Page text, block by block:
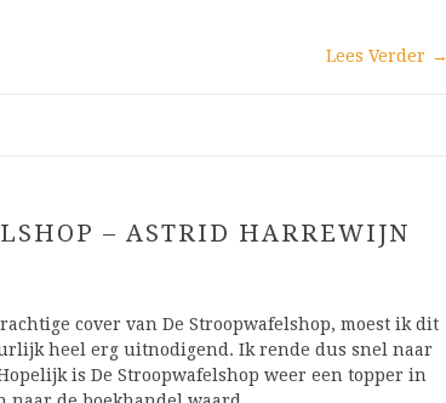
Lees Verder →
– ASTRID HARREWIJN
cover van De Stroopwafelshop, moest ik dit
heel erg uitnodigend. Ik rende dus snel naar
is De Stroopwafelshop weer een topper in